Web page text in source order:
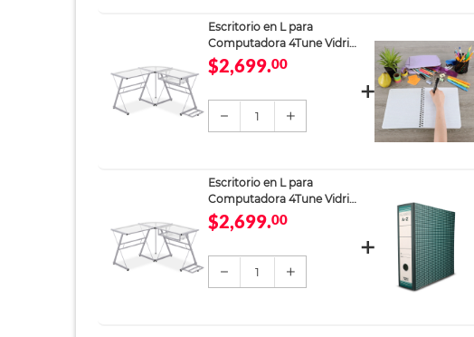
Escritorio en L para
Computadora 4Tune Vidrio
Translúcido
$2,699.00
1
Escritorio en L para
Computadora 4Tune Vidrio
Translúcido
$2,699.00
1